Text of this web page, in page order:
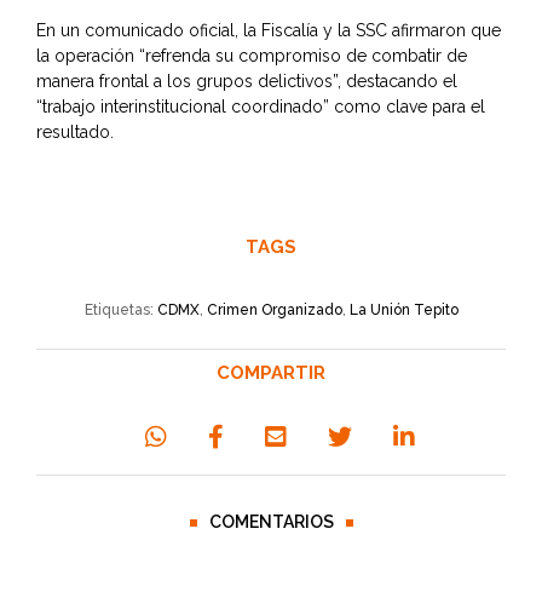
En un comunicado oficial, la Fiscalía y la SSC afirmaron que
la operación “refrenda su compromiso de combatir de
manera frontal a los grupos delictivos”, destacando el
“trabajo interinstitucional coordinado” como clave para el
resultado.
TAGS
Etiquetas: CDMX, Crimen Organizado, La Unión Tepito
COMPARTIR
COMENTARIOS